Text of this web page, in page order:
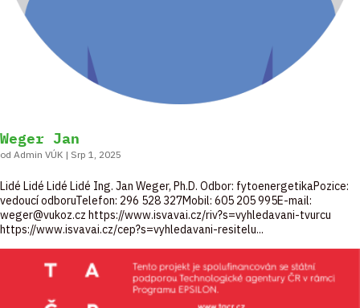
Weger Jan
od Admin VÚK | Srp 1, 2025
Lidé Lidé Lidé Lidé Ing. Jan Weger, Ph.D. Odbor: fytoenergetikaPozice:
vedoucí odboruTelefon: 296 528 327Mobil: 605 205 995E-mail:
weger@vukoz.cz https://www.isvavai.cz/riv?s=vyhledavani-tvurcu
https://www.isvavai.cz/cep?s=vyhledavani-resitelu...